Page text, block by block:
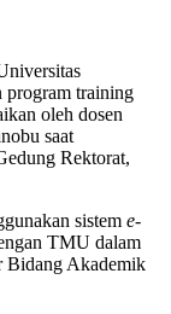
program training
oleh dosen
saat
Rektorat,
sistem e-
TMU dalam
Bidang Akademik